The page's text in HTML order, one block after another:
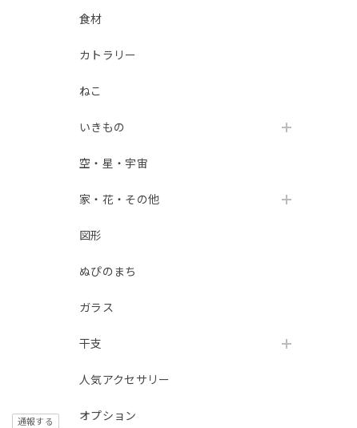
食材
カトラリー
ねこ
いきもの
空・星・宇宙
家・花・その他
図形
ぬぴのまち
ガラス
干支
人気アクセサリー
オプション
通報する